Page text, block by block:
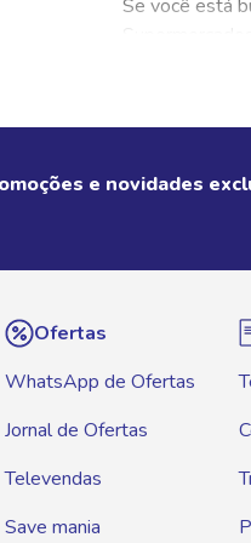
Se você está
Onde
Quem
Arroz
Arroz
Arroz
Arroz
Arroz
e novidades
Ofertas
WhatsApp de Ofertas
Jornal de Ofertas
Televendas
Save mania